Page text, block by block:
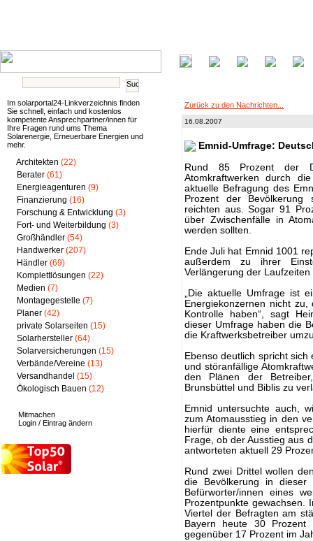
Im solarportal24-Linkverzeichnis finden
Sie schnell, einfach und kostenlos
kompetente Ansprechpartner/innen für
Ihre Fragen rund ums Thema
Solarenergie, Erneuerbare Energien und
mehr.
Architekten (22)
Berater (61)
Energieagenturen (9)
Finanzierung (16)
Forschung & Entwicklung (3)
Fort- und Weiterbildung (3)
Großhändler (54)
Handwerker (207)
Händler (69)
Komplettlösungen (22)
Medien (7)
Montagegestelle (7)
Planer (42)
private Solarseiten (15)
Solarhersteller (64)
Solarversicherungen (15)
Verbände/Vereine (13)
Versandhandel (15)
Ökologisch Bauen (12)
Mitmachen
Login / Eintrag ändern
Zurück zu den Nachrichten...
16.08.2007
Emnid-Umfrage:
Rund 85 Prozent der
Atomkraftwerken durch
aktuelle Befragung des
Prozent der Bevölkerung
reichten aus. Sogar 91
über Zwischenfälle in
werden sollten.
Ende Juli hat Emnid 1001
außerdem zu ihrer
Verlängerung der
„Die aktuelle Umfrage ist
Energiekonzernen nicht
Kontrolle haben“, sagt
dieser Umfrage haben die
die Kraftwerksbetreiber
Ebenso deutlich spricht
und störanfällige
den Plänen der
Brunsbüttel und Biblis zu
Emnid untersuchte auch,
zum Atomausstieg in den
hierfür diente eine
Frage, ob der Ausstieg aus
antworteten aktuell 29
Rund zwei Drittel wollen
die Bevölkerung in
Befürworter/innen eines
Prozentpunkte gewachsen.
Viertel der Befragten am
Bayern heute 30 Prozent
gegenüber 17 Prozent im